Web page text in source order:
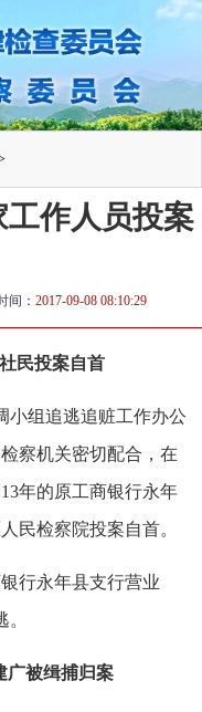
作人员投案
间： 2017-09-08 08:10:29
民投案自首
小组追逃追赃工作办公
察机关密切配合，在
年的原工商银行永年
民检察院投案自首。
行永年县支行营业
广被缉捕归案